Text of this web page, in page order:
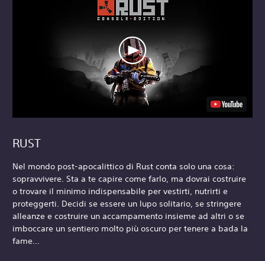
RUST
Nel mondo post-apocalittico di Rust conta solo una cosa:
sopravvivere. Sta a te capire come farlo, ma dovrai costruire
o trovare il minimo indispensabile per vestirti, nutrirti e
proteggerti. Decidi se essere un lupo solitario, se stringere
alleanze e costruire un accampamento insieme ad altri o se
imboccare un sentiero molto più oscuro per tenere a bada la
fame...